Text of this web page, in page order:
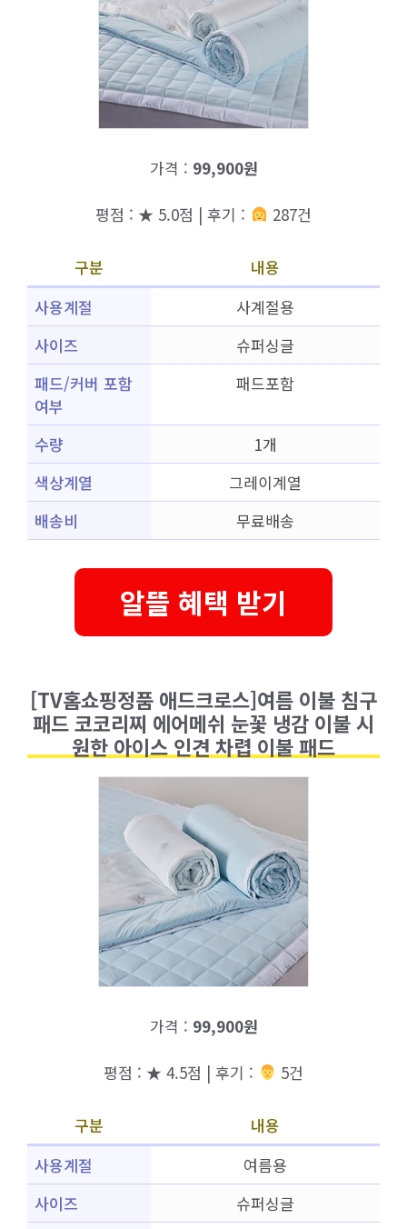
가격 : 99,900원
평점 : ★ 5.0점 | 후기 : 287건
구분
내용
사용계절
사계절용
사이즈
슈퍼싱글
패드/커버 포함
여부
패드포함
수량
1개
색상계열
그레이계열
배송비
무료배송
알뜰 혜택 받기
[TV홈쇼핑정품 애드크로스]여름 이불 침구
패드 코코리찌 에어메쉬 눈꽃 냉감 이불 시
원한 아이스 인견 차렵 이불 패드
가격 : 99,900원
평점 : ★ 4.5점 | 후기 : ‍‍ 5건
구분
내용
사용계절
여름용
사이즈
슈퍼싱글